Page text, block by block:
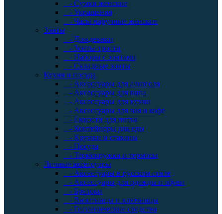
- Сумки женские
- Украшения
- Часы наручные женские
Зонты
- Дождевики
- Зонты-трости
- Наборы с зонтами
- Складные зонты
Кухня и посуда
- Аксессуары для алкоголя
- Аксессуары для вина
- Аксессуары для кухни
- Аксессуары для чая и кофе
- Емкости для питья
- Контейнеры для еды
- Кружки и стаканы
- Посуда
- Термокружки и термосы
Личные аксессуары
- Аксессуары в русском стиле
- Аксессуары для одежды и обуви
- Брелоки
- Визитницы и ключницы
- Гигиенические средства